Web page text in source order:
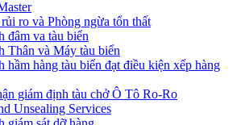
ro và Phòng ngừa tổn thất
đâm va tàu biển
Thân và Máy tàu biển
hầm hàng tàu biển đạt điều kiện xếp hàng
giám định tàu chở Ô Tô Ro-Ro
Unsealing Services